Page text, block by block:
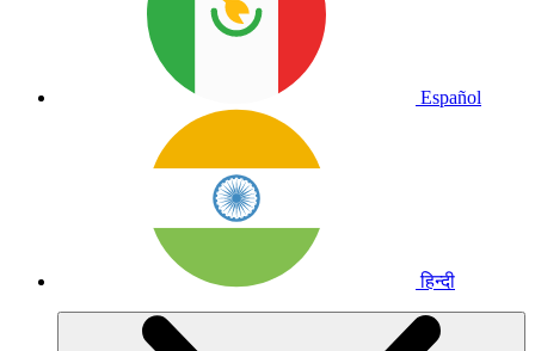
Español
हिन्दी